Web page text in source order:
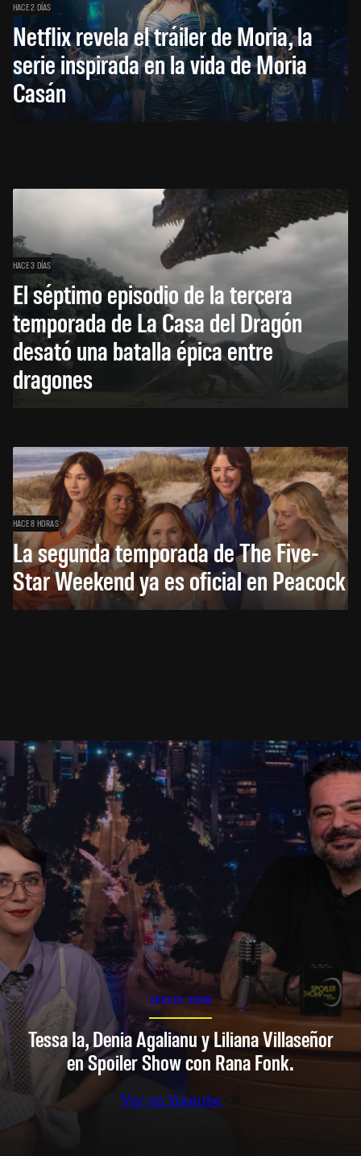
HACE 2 DÍAS
Netflix revela el tráiler de Moria, la
serie inspirada en la vida de Moria
Casán
HACE 3 DÍAS
El séptimo episodio de la tercera
temporada de La Casa del Dragón
desató una batalla épica entre
dragones
HACE 8 HORAS
La segunda temporada de The Five-
Star Weekend ya es oficial en Peacock
SPOILER SHOW
Tessa Ia, Denia Agalianu y Liliana Villaseñor
en Spoiler Show con Rana Fonk.
Ver en Youtube